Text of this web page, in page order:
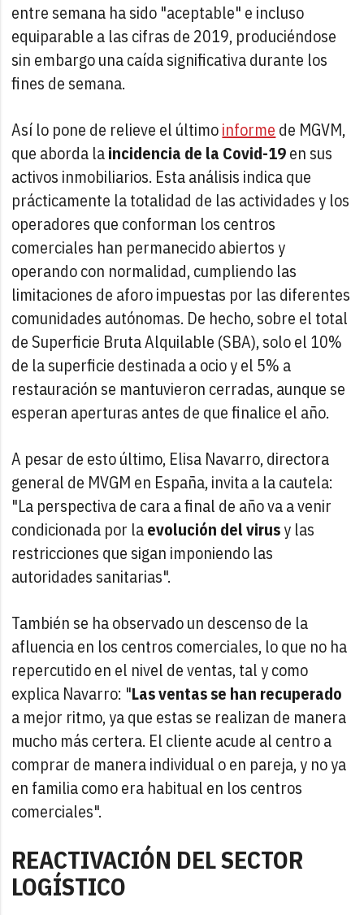
entre semana ha sido "aceptable" e incluso
equiparable a las cifras de 2019, produciéndose
sin embargo una caída significativa durante los
fines de semana.
Así lo pone de relieve el últimoinforme de MGVM,
que aborda laincidencia de la Covid-19en sus
activos inmobiliarios. Esta análisis indica que
prácticamente la totalidad de las actividades y los
operadores que conforman los centros
comerciales han permanecido abiertos y
operando con normalidad, cumpliendo las
limitaciones de aforo impuestas por las diferentes
comunidades autónomas. De hecho, sobre el total
de Superficie Bruta Alquilable (SBA), solo el 10%
de la superficie destinada a ocio y el 5% a
restauración se mantuvieron cerradas, aunque se
esperan aperturas antes de que finalice el año.
A pesar de esto último, Elisa Navarro, directora
general de MVGM en España, invita a la cautela:
"La perspectiva de cara a final de año va a venir
condicionada por laevolución del virusy las
restricciones que sigan imponiendo las
autoridades sanitarias".
También se ha observado un descenso de la
afluencia en los centros comerciales, lo que no ha
repercutido en el nivel de ventas, tal y como
explica Navarro: "Las ventas se han recuperado
a mejor ritmo, ya que estas se realizan de manera
mucho más certera. El cliente acude al centro a
comprar de manera individual o en pareja, y no ya
en familia como era habitual en los centros
comerciales".
REACTIVACIÓN DEL SECTOR
LOGÍSTICO